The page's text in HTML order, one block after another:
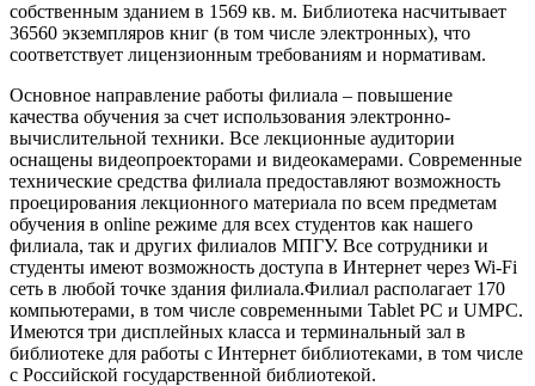
собственным зданием в 1569 кв. м. Библиотека насчитывает
36560 экземпляров книг (в том числе электронных), что
соответствует лицензионным требованиям и нормативам.
Основное направление работы филиала – повышение
качества обучения за счет использования электронно-
вычислительной техники. Все лекционные аудитории
оснащены видеопроекторами и видеокамерами. Современные
технические средства филиала предоставляют возможность
проецирования лекционного материала по всем предметам
обучения в online режиме для всех студентов как нашего
филиала, так и других филиалов МПГУ. Все сотрудники и
студенты имеют возможность доступа в Интернет через Wi-Fi
сеть в любой точке здания филиала.Филиал располагает 170
компьютерами, в том числе современными Tablet PC и UMPC.
Имеются три дисплейных класса и терминальный зал в
библиотеке для работы с Интернет библиотеками, в том числе
с Российской государственной библиотекой.